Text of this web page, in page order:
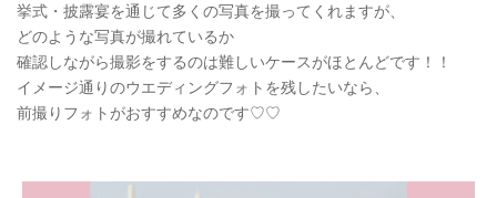
挙式・披露宴を通じて多くの写真を撮ってくれますが、
どのような写真が撮れているか
確認しながら撮影をするのは難しいケースがほとんどです！！
イメージ通りのウエディングフォトを残したいなら、
前撮りフォトがおすすめなのです♡♡